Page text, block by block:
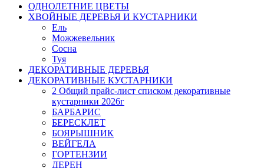
ОДНОЛЕТНИЕ ЦВЕТЫ
ХВОЙНЫЕ ДЕРЕВЬЯ И КУСТАРНИКИ
Ель
Можжевельник
Сосна
Туя
ДЕКОРАТИВНЫЕ ДЕРЕВЬЯ
ДЕКОРАТИВНЫЕ КУСТАРНИКИ
2 Общий прайс-лист списком декоративные
кустарники 2026г
БАРБАРИС
БЕРЕСКЛЕТ
БОЯРЫШНИК
ВЕЙГЕЛА
ГОРТЕНЗИИ
ДЕРЕН